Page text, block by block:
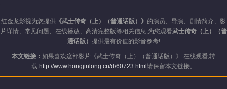
红金龙影视为您提供 《武士传奇（上）（普通话版）》 的演员、导演、剧情简介、影
片详情、常见问题、在线播放、高清完整版等相关信息,为您观看武士传奇（上）（普
通话版） 提供最有价值的影音参考!
本文链接： 如果喜欢这部影片《武士传奇（上）（普通话版）》 在线观看,转
载:http://www.hongjinlong.cn/d/60723.html 请保留本文链接。